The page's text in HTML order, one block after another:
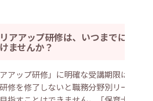
アアップ研修は、いつまでに受
ませんか？
アップ研修」に明確な受講期限はあり
修を修了しないと職務分野別リーダー